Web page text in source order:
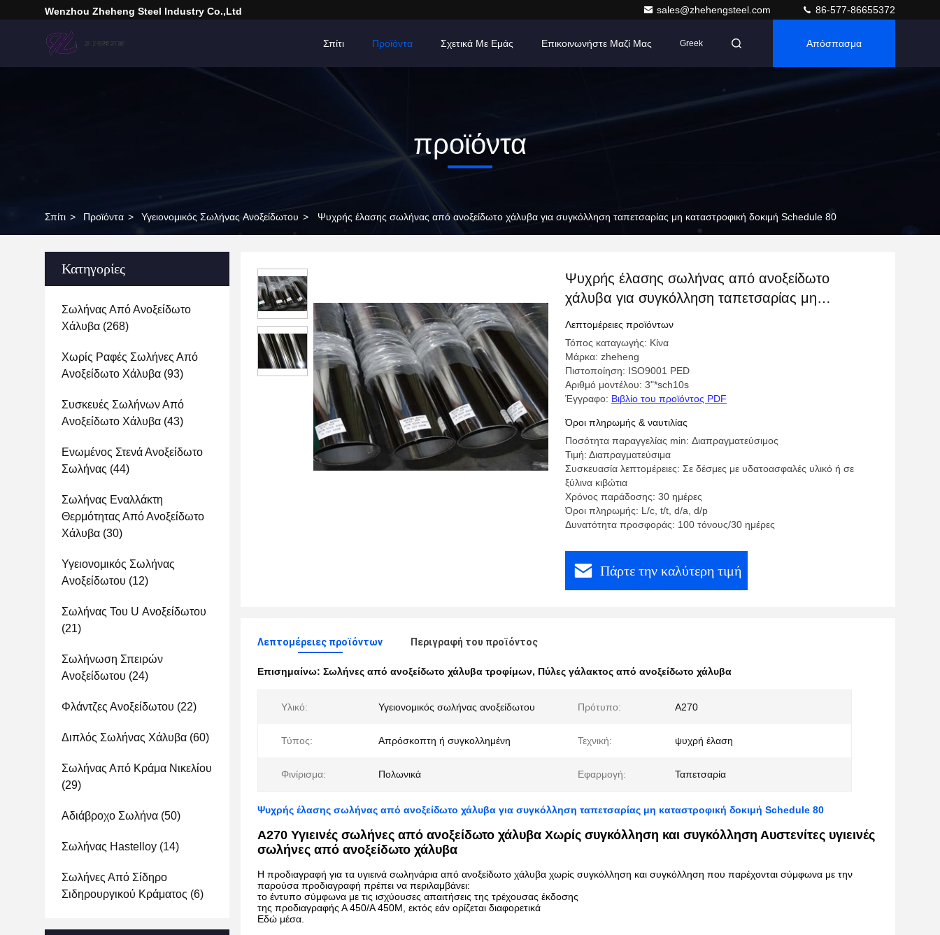
Wenzhou Zheheng Steel Industry Co.,Ltd sales@zhehengsteel.com 86-577-86655372
Σπίτι Προϊόντα Σχετικά Με Εμάς Επικοινωνήστε Μαζί Μας Greek Απόσπασμα
προϊόντα
Σπίτι > Προϊόντα > Υγειονομικός Σωλήνας Ανοξείδωτου > Ψυχρής έλασης σωλήνας από ανοξείδωτο χάλυβα για συγκόλληση ταπετσαρίας μη καταστροφική δοκιμή Schedule 80
Κατηγορίες
Σωλήνας Από Ανοξείδωτο
Χάλυβα (268)
Χωρίς Ραφές Σωλήνες Από
Ανοξείδωτο Χάλυβα (93)
Συσκευές Σωλήνων Από
Ανοξείδωτο Χάλυβα (43)
Ενωμένος Στενά Ανοξείδωτο
Σωλήνας (44)
Σωλήνας Εναλλάκτη
Θερμότητας Από Ανοξείδωτο
Χάλυβα (30)
Υγειονομικός Σωλήνας
Ανοξείδωτου (12)
Σωλήνας Του U Ανοξείδωτου
(21)
Σωλήνωση Σπειρών
Ανοξείδωτου (24)
Φλάντζες Ανοξείδωτου (22)
Διπλός Σωλήνας Χάλυβα (60)
Σωλήνας Από Κράμα Νικελίου
(29)
Αδιάβροχο Σωλήνα (50)
Σωλήνας Hastelloy (14)
Σωλήνες Από Σίδηρο
Σιδηρουργικού Κράματος (6)
Ψυχρής έλασης σωλήνας από ανοξείδωτο
χάλυβα για συγκόλληση ταπετσαρίας μη
καταστροφική δοκιμή Schedule 80
Λεπτομέρειες προϊόντων
Τόπος καταγωγής: Κίνα
Μάρκα: zheheng
Πιστοποίηση: ISO9001 PED
Αριθμό μοντέλου: 3"*sch10s
Έγγραφο: Βιβλίο του προϊόντος PDF
Όροι πληρωμής & ναυτιλίας
Ποσότητα παραγγελίας min: Διαπραγματεύσιμος
Τιμή: Διαπραγματεύσιμα
Συσκευασία λεπτομέρειες: Σε δέσμες με υδατοασφαλές υλικό ή σε
ξύλινα κιβώτια
Χρόνος παράδοσης: 30 ημέρες
Όροι πληρωμής: L/c, t/t, d/a, d/p
Δυνατότητα προσφοράς: 100 τόνους/30 ημέρες
Πάρτε την καλύτερη τιμή
Λεπτομέρειες προϊόντων Περιγραφή του προϊόντος
Επισημαίνω: Σωλήνες από ανοξείδωτο χάλυβα τροφίμων, Πύλες γάλακτος από ανοξείδωτο χάλυβα
Υλικό: Υγειονομικός σωλήνας ανοξείδωτου Πρότυπο: A270
Τύπος: Απρόσκοπτη ή συγκολλημένη Τεχνική: ψυχρή έλαση
Φινίρισμα: Πολωνικά Εφαρμογή: Ταπετσαρία
Ψυχρής έλασης σωλήνας από ανοξείδωτο χάλυβα για συγκόλληση ταπετσαρίας μη καταστροφική δοκιμή Schedule 80
Α270 Υγιεινές σωλήνες από ανοξείδωτο χάλυβα Χωρίς συγκόλληση και συγκόλληση Αυστενίτες υγιεινές
σωλήνες από ανοξείδωτο χάλυβα
Η προδιαγραφή για τα υγιεινά σωληνάρια από ανοξείδωτο χάλυβα χωρίς συγκόλληση και συγκόλληση που παρέχονται σύμφωνα με την
παρούσα προδιαγραφή πρέπει να περιλαμβάνει:
το έντυπο σύμφωνα με τις ισχύουσες απαιτήσεις της τρέχουσας έκδοσης
της προδιαγραφής Α 450/Α 450M, εκτός εάν ορίζεται διαφορετικά
Εδώ μέσα.